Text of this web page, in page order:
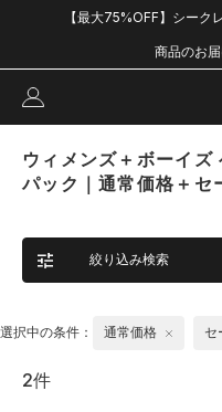
【最大75%OFF】シーク
商品のお
ウィメンズ＋ボーイズ
パック｜通常価格＋セ
絞り込み検索
選択中の条件： 通常価格 セ
2件